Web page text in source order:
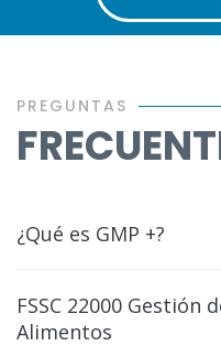
PREGUNTAS
¿Qué es GMP +?
FSSC 22000 Gestión
Alimentos